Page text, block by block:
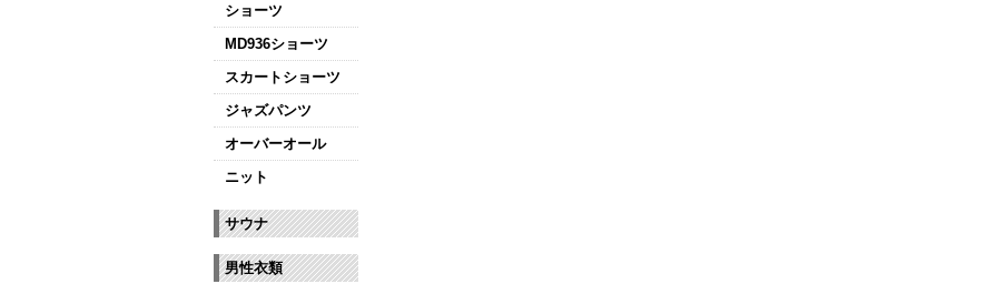
ショーツ
MD936ショーツ
スカートショーツ
ジャズパンツ
オーバーオール
ニット
サウナ
男性衣類